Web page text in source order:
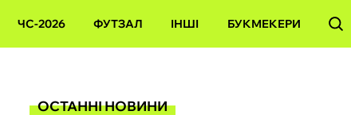
ЧС-2026 ФУТЗАЛ ІНШІ БУКМЕКЕРИ
ОСТАННІ НОВИНИ